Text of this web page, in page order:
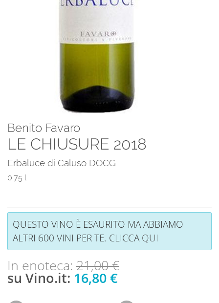
Benito Favaro
LE CHIUSURE 2018
Erbaluce di Caluso DOCG
0.75 l
QUESTO VINO È ESAURITO MA ABBIAMO
ALTRI 600 VINI PER TE. CLICCAQUI
In enoteca: 21,00 €
su Vino.it: 16,80 €